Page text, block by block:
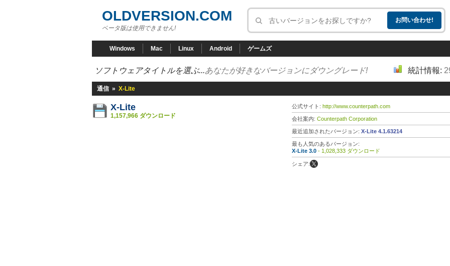
OLDVERSION.COM
ベータ版は使用できません!
Windows Mac Linux Android ゲームズ
ソフトウェアタイトルを選ぶ...あなたが好きなバージョンにダウングレード! 統計情報:
通信 » X-Lite
X-Lite
1,157,966 ダウンロード
公式サイト: http://www.counterpath.com
会社案内: Counterpath Corporation
最近追加されたバージョン: X-Lite 4.1.63214
最も人気のあるバージョン:
X-Lite 3.0 - 1,028,333 ダウンロード
シェア: